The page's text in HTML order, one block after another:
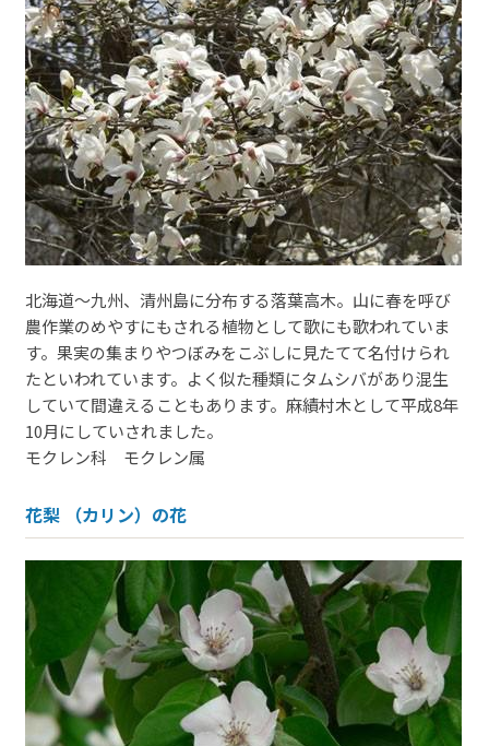
北海道～九州、清州島に分布する落葉高木。山に春を呼び
農作業のめやすにもされる植物として歌にも歌われていま
す。果実の集まりやつぼみをこぶしに見たてて名付けられ
たといわれています。よく似た種類にタムシバがあり混生
していて間違えることもあります。麻績村木として平成8年
10月にしていされました。
モクレン科 モクレン属
花梨 （カリン）の花